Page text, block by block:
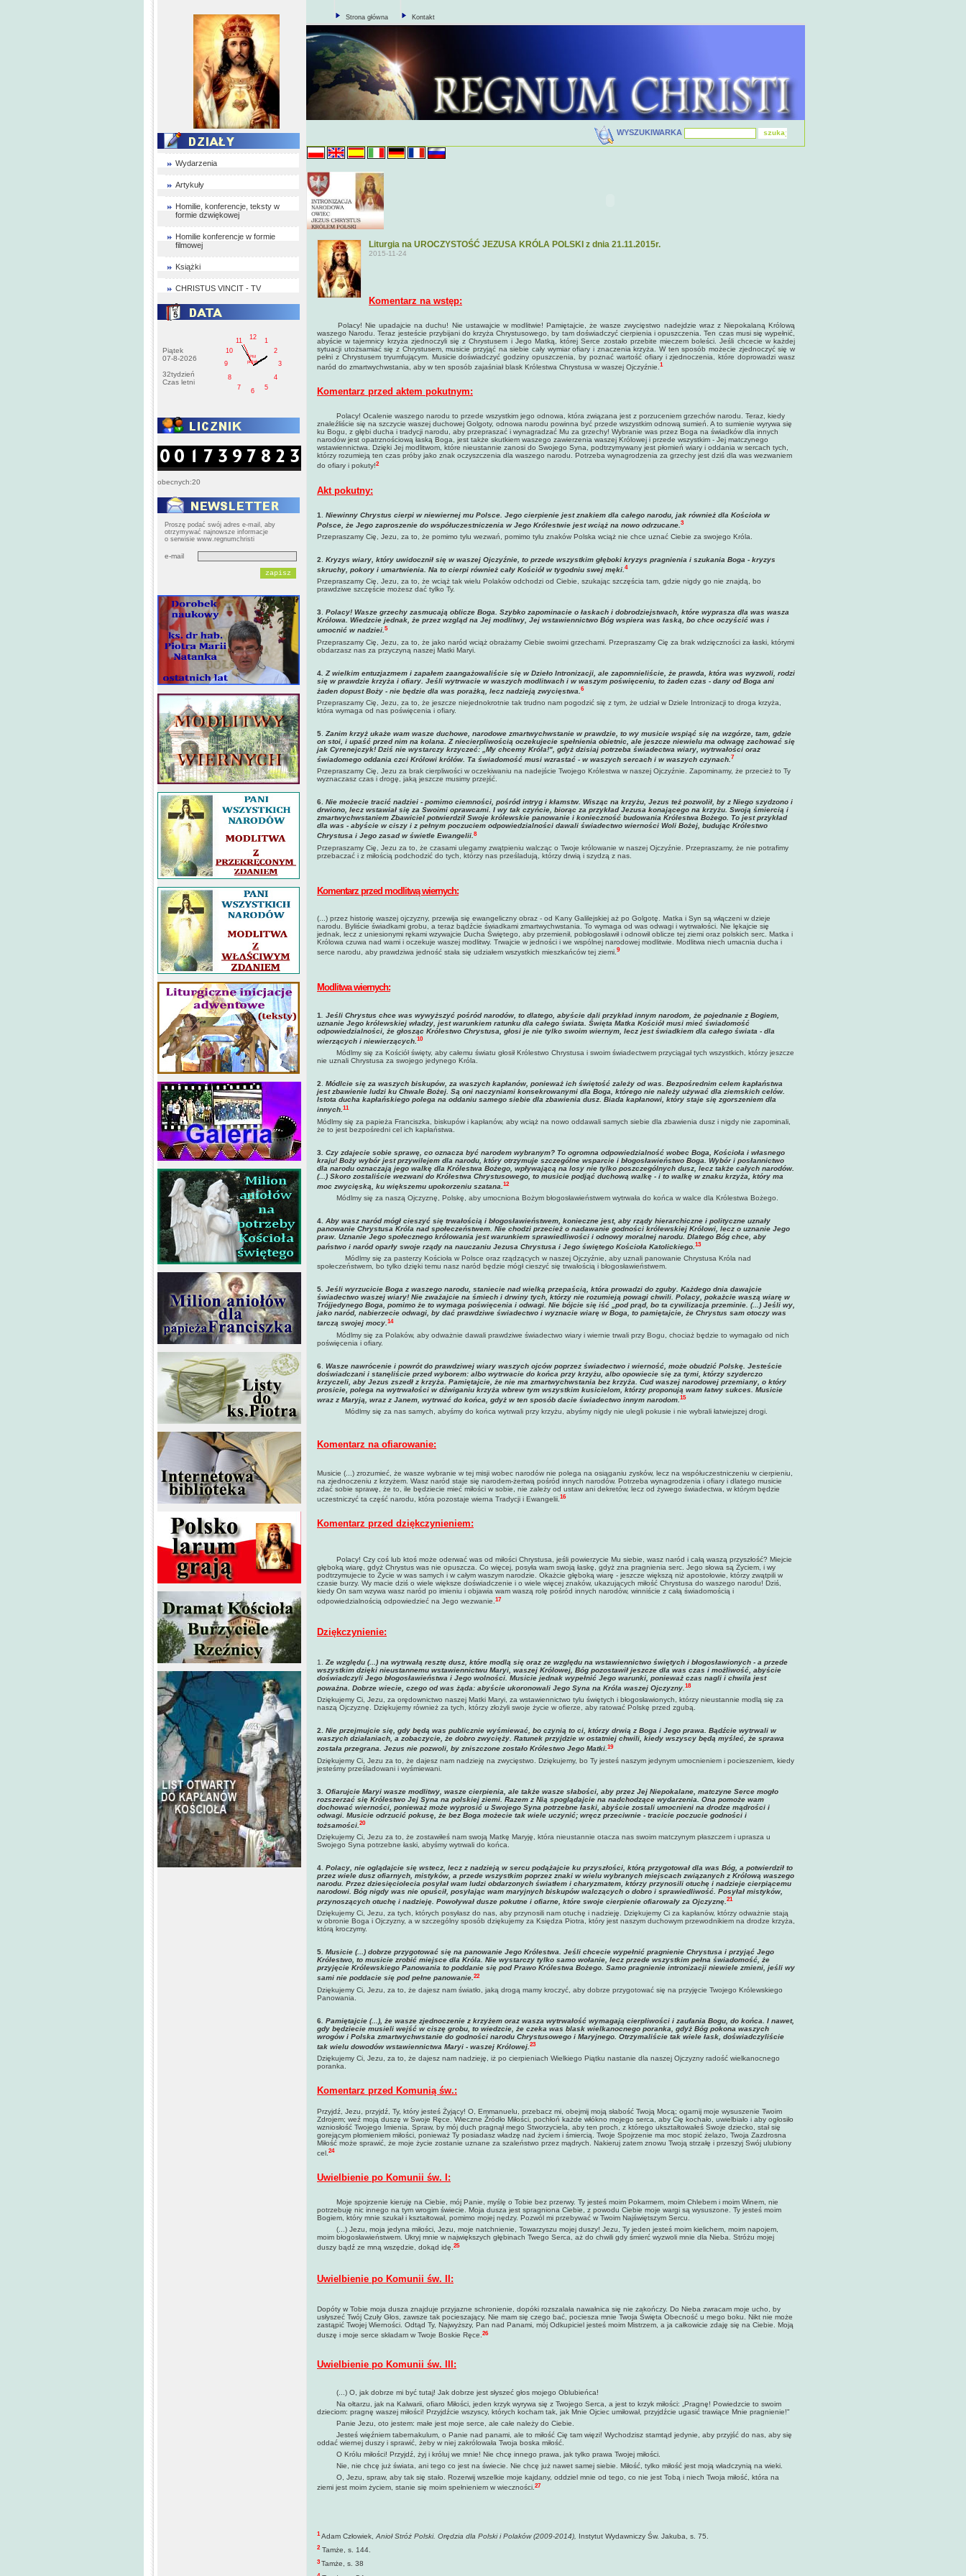
Wydarzenia
Artykuły
Homilie, konferencje, teksty w
formie dzwiękowej
Homilie konferencje w formie
filmowej
Książki
CHRISTUS VINCIT - TV
Piątek
07-8-2026
32tydzień
Czas letni
1
2
3
4
5
6
7
8
9
10
11
12
PM
pištek
obecnych:20
Proszę podać swój adres e-mail, aby
otrzymywać najnowsze informacje
o serwisie www.regnumchristi
e-mail
Strona główna Kontakt
WYSZUKIWARKA
Liturgia na UROCZYSTOŚĆ JEZUSA KRÓLA POLSKI z dnia 21.11.2015r.
2015-11-24
Komentarz na wstęp:
Polacy! Nie upadajcie na duchu! Nie ustawajcie w modlitwie! Pamiętajcie, że wasze zwycięstwo nadejdzie wraz z Niepokalaną Królową
waszego Narodu. Teraz jesteście przybijani do krzyża Chrystusowego, by tam doświadczyć cierpienia i opuszczenia. Ten czas musi się wypełnić,
abyście w tajemnicy krzyża zjednoczyli się z Chrystusem i Jego Matką, której Serce zostało przebite mieczem boleści. Jeśli chcecie w każdej
sytuacji utożsamiać się z Chrystusem, musicie przyjąć na siebie cały wymiar ofiary i znaczenia krzyża. W ten sposób możecie zjednoczyć się w
pełni z Chrystusem tryumfującym. Musicie doświadczyć godziny opuszczenia, by poznać wartość ofiary i zjednoczenia, które doprowadzi wasz
naród do zmartwychwstania, aby w ten sposób zajaśniał blask Królestwa Chrystusa w waszej Ojczyźnie.1
Komentarz przed aktem pokutnym:
Polacy! Ocalenie waszego narodu to przede wszystkim jego odnowa, która związana jest z porzuceniem grzechów narodu. Teraz, kiedy
znaleźliście się na szczycie waszej duchowej Golgoty, odnowa narodu powinna być przede wszystkim odnową sumień. A to sumienie wyrywa się
ku Bogu, z głębi ducha i tradycji narodu, aby przepraszać i wynagradzać Mu za grzechy! Wybranie was przez Boga na świadków dla innych
narodów jest opatrznościową łaską Boga, jest także skutkiem waszego zawierzenia waszej Królowej i przede wszystkim - Jej matczynego
wstawiennictwa. Dzięki Jej modlitwom, które nieustannie zanosi do Swojego Syna, podtrzymywany jest płomień wiary i oddania w sercach tych,
którzy rozumieją ten czas próby jako znak oczyszczenia dla waszego narodu. Potrzeba wynagrodzenia za grzechy jest dziś dla was wezwaniem
do ofiary i pokuty!2
Akt pokutny:
1 Niewinny Chrystus cierpi w niewiernej mu Polsce. Jego cierpienie jest znakiem dla całego narodu, jak również dla Kościoła w
Polsce, że Jego zaproszenie do współuczestniczenia w Jego Królestwie jest wciąż na nowo odrzucane. 3
Przepraszamy Cię, Jezu, za to, że pomimo tylu wezwań, pomimo tylu znaków Polska wciąż nie chce uznać Ciebie za swojego Króla.
2
Kryzys wiary, który uwidocznił się w waszej Ojczyźnie, to przede wszystkim głęboki kryzys pragnienia i szukania Boga - kryzys
skruchy, pokory i umartwienia. Na to cierpi również cały Kościół w tygodniu swej męki.4
Przepraszamy Cię, Jezu, za to, że wciąż tak wielu Polaków odchodzi od Ciebie, szukając szczęścia tam, gdzie nigdy go nie znajdą, bo
prawdziwe szczęście możesz dać tylko Ty.
3. Polacy! Wasze grzechy zasmucają oblicze Boga. Szybko zapominacie o łaskach i dobrodziejstwach, które wyprasza dla was wasza
Królowa. Wiedzcie jednak, że przez wzgląd na Jej modlitwy, Jej wstawiennictwo Bóg wspiera was łaską, bo chce oczyścić was i
umocnić w nadziei.5
Przepraszamy Cię, Jezu, za to, że jako naród wciąż obrażamy Ciebie swoimi grzechami. Przepraszamy Cię za brak wdzięczności za łaski, którymi
obdarzasz nas za przyczyną naszej Matki Maryi.
4 . Z wielkim entuzjazmem i zapałem zaangażowaliście się w Dzieło Intronizacji, ale zapomnieliście, że prawda, która was wyzwoli, rodzi
się w prawdzie krzyża i ofiary. Jeśli wytrwacie w waszych modlitwach i w waszym poświęceniu, to żaden czas - dany od Boga ani
żaden dopust Boży - nie będzie dla was porażką, lecz nadzieją zwycięstwa. 6
Przepraszamy Cię, Jezu, za to, że jeszcze niejednokrotnie tak trudno nam pogodzić się z tym, że udział w Dziele Intronizacji to droga krzyża,
która wymaga od nas poświęcenia i ofiary.
5 Zanim krzyż ukaże wam wasze duchowe, narodowe zmartwychwstanie w prawdzie, to wy musicie wspiąć się na wzgórze, tam, gdzie
on stoi, i upaść przed nim na kolana. Z niecierpliwością oczekujecie spełnienia obietnic, ale jeszcze niewielu ma odwagę zachować się
jak Cyrenejczyk! Dziś nie wystarczy krzyczeć: „My chcemy Króla!", gdyż dzisiaj potrzeba świadectwa wiary, wytrwałości oraz
świadomego oddania czci Królowi królów. Ta świadomość musi wzrastać - w waszych sercach i w waszych czynach.7
Przepraszamy Cię, Jezu za brak cierpliwości w oczekiwaniu na nadejście Twojego Królestwa w naszej Ojczyźnie. Zapominamy, że przecież to Ty
wyznaczasz czas i drogę, jaką jeszcze musimy przejść.
6. Nie możecie tracić nadziei - pomimo ciemności, pośród intryg i kłamstw. Wisząc na krzyżu, Jezus też pozwolił, by z Niego szydzono i
drwiono, lecz wstawiał się za Swoimi oprawcami. I wy tak czyńcie, biorąc za przykład Jezusa konającego na krzyżu. Swoją śmiercią i
zmartwychwstaniem Zbawiciel potwierdził Swoje królewskie panowanie i konieczność budowania Królestwa Bożego. To jest przykład
dla was - abyście w ciszy i z pełnym poczuciem odpowiedzialności dawali świadectwo wierności Woli Bożej, budując Królestwo
Chrystusa i Jego zasad w świetle Ewangelii.8
Przepraszamy Cię, Jezu za to, że czasami ulegamy zwątpieniu walcząc o Twoje królowanie w naszej Ojczyźnie. Przepraszamy, że nie potrafimy
przebaczać i z miłością podchodzić do tych, którzy nas prześladują, którzy drwią i szydzą z nas.
Komentarz przed modlitwą wiernych:
(...) przez historię waszej ojczyzny, przewija się ewangeliczny obraz - od Kany Galilejskiej aż po Golgotę. Matka i Syn są włączeni w dzieje
narodu. Byliście świadkami grobu, a teraz bądźcie świadkami zmartwychwstania. To wymaga od was odwagi i wytrwałości. Nie lękajcie się
jednak, lecz z uniesionymi rękami wzywajcie Ducha Świętego, aby przemienił, pobłogosławił i odnowił oblicze tej ziemi oraz polskich serc. Matka i
Królowa czuwa nad wami i oczekuje waszej modlitwy. Trwajcie w jedności i we wspólnej narodowej modlitwie. Modlitwa niech umacnia ducha i
serce narodu, aby prawdziwa jedność stała się udziałem wszystkich mieszkańców tej ziemi.9
Modlitwa wiernych:
1
Jeśli Chrystus chce was wywyższyć pośród narodów, to dlatego, abyście dali przykład innym narodom, że pojednanie z Bogiem,
uznanie Jego królewskiej władzy, jest warunkiem ratunku dla całego świata. Święta Matka Kościół musi mieć świadomość
odpowiedzialności, że głosząc Królestwo Chrystusa, głosi je nie tylko swoim wiernym, lecz jest świadkiem dla całego świata - dla
wierzących i niewierzących 10
Módlmy się za Kościół święty, aby całemu światu głosił Królestwo Chrystusa i swoim świadectwem przyciągał tych wszystkich, którzy jeszcze
nie uznali Chrystusa za swojego jedynego Króla.
2
Módlcie się za waszych biskupów, za waszych kapłanów, ponieważ ich świętość zależy od was. Bezpośrednim celem kapłaństwa
jest zbawienie ludzi ku Chwale Bożej. Są oni naczyniami konsekrowanymi dla Boga, którego nie należy używać dla ziemskich celów.
Istota ducha kapłańskiego polega na oddaniu samego siebie dla zbawienia dusz. Biada kapłanowi, który staje się zgorszeniem dla
innych.11
Módlmy się za papieża Franciszka, biskupów i kapłanów, aby wciąż na nowo oddawali samych siebie dla zbawienia dusz i nigdy nie zapominali,
że to jest bezpośredni cel ich kapłaństwa.
3 . Czy zdajecie sobie sprawę, co oznacza być narodem wybranym? To ogromna odpowiedzialność wobec Boga, Kościoła i własnego
kraju! Boży wybór jest przywilejem dla narodu, który otrzymuje szczególne wsparcie i błogosławieństwo Boga. Wybór i posłannictwo
dla narodu oznaczają jego walkę dla Królestwa Bożego, wpływającą na losy nie tylko poszczególnych dusz, lecz także całych narodów.
(...) Skoro zostaliście wezwani do Królestwa Chrystusowego, to musicie podjąć duchową walkę - i to walkę w znaku krzyża, który ma
moc zwycięską, ku większemu upokorzeniu szatana. 12
Módlmy się za naszą Ojczyznę, Polskę, aby umocniona Bożym błogosławieństwem wytrwała do końca w walce dla Królestwa Bożego.
4. Aby wasz naród mógł cieszyć się trwałością i błogosławieństwem, konieczne jest, aby rządy hierarchiczne i polityczne uznały
panowanie Chrystusa Króla nad społeczeństwem. Nie chodzi przecież o nadawanie godności królewskiej Królowi, lecz o uznanie Jego
praw. Uznanie Jego społecznego królowania jest warunkiem sprawiedliwości i odnowy moralnej narodu. Dlatego Bóg chce, aby
państwo i naród oparły swoje rządy na nauczaniu Jezusa Chrystusa i Jego świętego Kościoła Katolickiego. 13
Módlmy się za pasterzy Kościoła w Polsce oraz rządzących w naszej Ojczyźnie, aby uznali panowanie Chrystusa Króla nad
społeczeństwem, bo tylko dzięki temu nasz naród będzie mógł cieszyć się trwałością i błogosławieństwem.
5 . Jeśli wyrzucicie Boga z waszego narodu, staniecie nad wielką przepaścią, która prowadzi do zguby. Każdego dnia dawajcie
świadectwo waszej wiary! Nie zważajcie na śmiech i drwiny tych, którzy nie rozumieją powagi chwili. Polacy, pokażcie waszą wiarę w
Trójjedynego Boga, pomimo że to wymaga poświęcenia i odwagi. Nie bójcie się iść „pod prąd, bo ta cywilizacja przeminie. (...) Jeśli wy,
jako naród, nabierzecie odwagi, by dać prawdziwe świadectwo i wyznacie wiarę w Boga, to pamiętajcie, że Chrystus sam otoczy was
tarczą swojej mocy.14
Módlmy się za Polaków, aby odważnie dawali prawdziwe świadectwo wiary i wiernie trwali przy Bogu, chociaż będzie to wymagało od nich
poświęcenia i ofiary.
6
Wasze nawrócenie i powrót do prawdziwej wiary waszych ojców poprzez świadectwo i wierność, może obudzić Polskę. Jesteście
doświadczani i stanęliście przed wyborem: albo wytrwacie do końca przy krzyżu, albo opowiecie się za tymi, którzy szyderczo
krzyczeli, aby Jezus zszedł z krzyża. Pamiętajcie, że nie ma zmartwychwstania bez krzyża. Cud waszej narodowej przemiany, o który
prosicie, polega na wytrwałości w dźwiganiu krzyża wbrew tym wszystkim kusicielom, którzy proponują wam łatwy sukces. Musicie
wraz z Maryją, wraz z Janem, wytrwać do końca, gdyż w ten sposób dacie świadectwo innym narodom 15
Módlmy się za nas samych, abyśmy do końca wytrwali przy krzyżu, abyśmy nigdy nie ulegli pokusie i nie wybrali łatwiejszej drogi.
Komentarz na ofiarowanie:
Musicie (...) zrozumieć, że wasze wybranie w tej misji wobec narodów nie polega na osiąganiu zysków, lecz na współuczestniczeniu w cierpieniu,
na zjednoczeniu z krzyżem. Wasz naród staje się narodem-żertwą pośród innych narodów. Potrzeba wynagrodzenia i ofiary i dlatego musicie
zdać sobie sprawę, że to, ile będziecie mieć miłości w sobie, nie zależy od ustaw ani dekretów, lecz od żywego świadectwa, w którym będzie
uczestniczyć ta część narodu, która pozostaje wierna Tradycji i Ewangelii.16
Komentarz przed dziękczynieniem:
Polacy! Czy coś lub ktoś może oderwać was od miłości Chrystusa, jeśli powierzycie Mu siebie, wasz naród i całą waszą przyszłość? Miejcie
głęboką wiarę, gdyż Chrystus was nie opuszcza. Co więcej, posyła wam swoją łaskę, gdyż zna pragnienia serc. Jego słowa są Życiem, i wy
podtrzymujecie to Życie w was samych i w całym waszym narodzie. Okażcie głęboką wiarę - jeszcze większą niż apostołowie, którzy zwątpili w
czasie burzy. Wy macie dziś o wiele większe doświadczenie i o wiele więcej znaków, ukazujących miłość Chrystusa do waszego narodu! Dziś,
kiedy On sam wzywa wasz naród po imieniu i objawia wam waszą rolę pośród innych narodów, winniście z całą świadomością i
odpowiedzialnością odpowiedzieć na Jego wezwanie.17
Dziękczynienie:
1. Ze względu (...) na wytrwałą resztę dusz, które modlą się oraz ze względu na wstawiennictwo świętych i błogosławionych - a przede
wszystkim dzięki nieustannemu wstawiennictwu Maryi, waszej Królowej, Bóg pozostawił jeszcze dla was czas i możliwość, abyście
doświadczyli Jego błogosławieństwa i Jego wolności. Musicie jednak wypełnić Jego warunki, ponieważ czas nagli i chwila jest
poważna. Dobrze wiecie, czego od was żąda: abyście ukoronowali Jego Syna na Króla waszej Ojczyzny.18
Dziękujemy Ci, Jezu, za orędownictwo naszej Matki Maryi, za wstawiennictwo tylu świętych i błogosławionych, którzy nieustannie modlą się za
naszą Ojczyznę. Dziękujemy również za tych, którzy złożyli swoje życie w ofierze, aby ratować Polskę przed zgubą.
2. Nie przejmujcie się, gdy będą was publicznie wyśmiewać, bo czynią to ci, którzy drwią z Boga i Jego prawa. Bądźcie wytrwali w
waszych działaniach, a zobaczycie, że dobro zwycięży. Ratunek przyjdzie w ostatniej chwili, kiedy wszyscy będą myśleć, że sprawa
została przegrana. Jezus nie pozwoli, by zniszczone zostało Królestwo Jego Matki.19
Dziękujemy Ci, Jezu za to, że dajesz nam nadzieję na zwycięstwo. Dziękujemy, bo Ty jesteś naszym jedynym umocnieniem i pocieszeniem, kiedy
jesteśmy prześladowani i wyśmiewani.
3 . Ofiarujcie Maryi wasze modlitwy, wasze cierpienia, ale także wasze słabości, aby przez Jej Niepokalane, matczyne Serce mogło
rozszerzać się Królestwo Jej Syna na polskiej ziemi. Razem z Nią spoglądajcie na nadchodzące wydarzenia. Ona pomoże wam
dochować wierności, ponieważ może wyprosić u Swojego Syna potrzebne łaski, abyście zostali umocnieni na drodze mądrości i
odwagi. Musicie odrzucić pokusę, że bez Boga możecie tak wiele uczynić; wręcz przeciwnie - tracicie poczucie godności i
tożsamości. 20
Dziękujemy Ci, Jezu za to, że zostawiłeś nam swoją Matkę Maryję, która nieustannie otacza nas swoim matczynym płaszczem i uprasza u
Swojego Syna potrzebne łaski, abyśmy wytrwali do końca.
4 Polacy, nie oglądajcie się wstecz, lecz z nadzieją w sercu podążajcie ku przyszłości, którą przygotował dla was Bóg, a potwierdził to
przez wiele dusz ofiarnych, mistyków, a przede wszystkim poprzez znaki w wielu wybranych miejscach związanych z Królową waszego
narodu. Przez dziesięciolecia posyłał wam ludzi obdarzonych światłem i charyzmatem, którzy przynosili otuchę i nadzieje cierpiącemu
narodowi. Bóg nigdy was nie opuścił, posyłając wam maryjnych biskupów walczących o dobro i sprawiedliwość. Posyłał mistyków,
przynoszących otuchę i nadzieję. Powoływał dusze pokutne i ofiarne, które swoje cierpienie ofiarowały za Ojczyznę.21
Dziękujemy Ci, Jezu, za tych, których posyłasz do nas, aby przynosili nam otuchę i nadzieję. Dziękujemy Ci za kapłanów, którzy odważnie stają
w obronie Boga i Ojczyzny, a w szczególny sposób dziękujemy za Księdza Piotra, który jest naszym duchowym przewodnikiem na drodze krzyża,
którą kroczymy.
5. Musicie (...) dobrze przygotować się na panowanie Jego Królestwa. Jeśli chcecie wypełnić pragnienie Chrystusa i przyjąć Jego
Królestwo, to musicie zrobić miejsce dla Króla. Nie wystarczy tylko samo wołanie, lecz przede wszystkim pełna świadomość, że
przyjęcie Królewskiego Panowania to poddanie się pod Prawo Królestwa Bożego. Samo pragnienie intronizacji niewiele zmieni, jeśli wy
sami nie poddacie się pod pełne panowanie.22
Dziękujemy Ci, Jezu, za to, że dajesz nam światło, jaką drogą mamy kroczyć, aby dobrze przygotować się na przyjęcie Twojego Królewskiego
Panowania.
6 . Pamiętajcie (...), że wasze zjednoczenie z krzyżem oraz wasza wytrwałość wymagają cierpliwości i zaufania Bogu, do końca. I nawet,
gdy będziecie musieli wejść w ciszę grobu, to wiedzcie, że czeka was blask wielkanocnego poranka, gdyż Bóg pokona waszych
wrogów i Polska zmartwychwstanie do godności narodu Chrystusowego i Maryjnego. Otrzymaliście tak wiele łask, doświadczyliście
tak wielu dowodów wstawiennictwa Maryi - waszej Królowej 23
Dziękujemy Ci, Jezu, za to, że dajesz nam nadzieję, iż po cierpieniach Wielkiego Piątku nastanie dla naszej Ojczyzny radość wielkanocnego
poranka.
Komentarz przed Komunią św.:
Przyjdź, Jezu, przyjdź, Ty, który jesteś Żyjący! O, Emmanuelu, przebacz mi, obejmij moją słabość Twoją Mocą; ogarnij moje wysuszenie Twoim
Zdrojem; weź moją duszę w Swoje Ręce. Wieczne Źródło Miłości, pochłoń każde włókno mojego serca, aby Cię kochało, uwielbiało i aby ogłosiło
wzniosłość Twojego Imienia. Spraw, by mój duch pragnął mego Stworzyciela, aby ten proch, z którego ukształtowałeś Swoje dziecko, stał się
gorejącym płomieniem miłości, ponieważ Ty posiadasz władzę nad życiem i śmiercią. Twoje Spojrzenie ma moc stopić żelazo, Twoja Zazdrosna
Miłość może sprawić, że moje życie zostanie uznane za szaleństwo przez mądrych. Nakieruj zatem znowu Twoją strzałę i przeszyj Swój ulubiony
cel.24
Uwielbienie po Komunii św. I:
Moje spojrzenie kieruję na Ciebie, mój Panie, myślę o Tobie bez przerwy. Ty jesteś moim Pokarmem, moim Chlebem i moim Winem, nie
potrzebuję nic innego na tym wrogim świecie. Moja dusza jest spragniona Ciebie, z powodu Ciebie moje wargi są wysuszone. Ty jesteś moim
Bogiem, który mnie szukał i kształtował, pomimo mojej nędzy. Pozwól mi przebywać w Twoim Najświętszym Sercu.
(...) Jezu, moja jedyna miłości, Jezu, moje natchnienie, Towarzyszu mojej duszy! Jezu, Ty jeden jesteś moim kielichem, moim napojem,
moim błogosławieństwem. Ukryj mnie w największych głębinach Twego Serca, aż do chwili gdy śmierć wyzwoli mnie dla Nieba. Stróżu mojej
duszy bądź ze mną wszędzie, dokąd idę.25
Uwielbienie po Komunii św. II:
Dopóty w Tobie moja dusza znajduje przyjazne schronienie, dopóki rozszalała nawałnica się nie zakończy. Do Nieba zwracam moje ucho, by
usłyszeć Twój Czuły Głos, zawsze tak pocieszający. Nie mam się czego bać, pociesza mnie Twoja Święta Obecność u mego boku. Nikt nie może
zastąpić Twojej Wierności. Odtąd Ty, Najwyższy, Pan nad Panami, mój Odkupiciel jesteś moim Mistrzem, a ja całkowicie zdaję się na Ciebie. Moją
duszę i moje serce składam w Twoje Boskie Ręce.26
Uwielbienie po Komunii św. III:
(...) O, jak dobrze mi być tutaj! Jak dobrze jest słyszeć głos mojego Oblubieńca!
Na ołtarzu, jak na Kalwarii, ofiaro Miłości, jeden krzyk wyrywa się z Twojego Serca, a jest to krzyk miłości: „Pragnę! Powiedzcie to swoim
dzieciom: pragnę waszej miłości! Przyjdźcie wszyscy, których kocham tak, jak Mnie Ojciec umiłował, przyjdźcie ugasić trawiące Mnie pragnienie!"
Panie Jezu, oto jestem: małe jest moje serce, ale całe należy do Ciebie.
Jesteś więźniem tabernakulum, o Panie nad panami, ale to miłość Cię tam więzi! Wychodzisz stamtąd jedynie, aby przyjść do nas, aby się
oddać wiernej duszy i sprawić, żeby w niej zakrólowała Twoja boska miłość.
O Królu miłości! Przyjdź, żyj i króluj we mnie! Nie chcę innego prawa, jak tylko prawa Twojej miłości.
Nie, nie chcę już świata, ani tego co jest na świecie. Nie chcę już nawet samej siebie. Miłość, tylko miłość jest moją władczynią na wieki.
O, Jezu, spraw, aby tak się stało. Rozerwij wszelkie moje kajdany, oddziel mnie od tego, co nie jest Tobą i niech Twoja miłość, która na
ziemi jest moim życiem, stanie się moim spełnieniem w wieczności.27
1Adam Człowiek, Anioł Stróż Polski. Orędzia dla Polski i Polaków (2009-2014), Instytut Wydawniczy Św. Jakuba, s. 75.
2Tamże, s. 144.
3 Tamże, s. 38